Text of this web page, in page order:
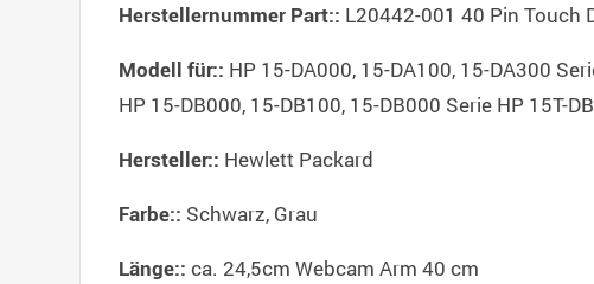
Herstellernummer Part:: L20442-001 40 Pin Touch
Modell für:: HP 15-DA000, 15-DA100, 15-DA300
HP 15-DB000, 15-DB100, 15-DB000 Serie HP 15T-
Hersteller:: Hewlett Packard
Farbe:: Schwarz, Grau
Länge:: ca. 24,5cm Webcam Arm 40 cm